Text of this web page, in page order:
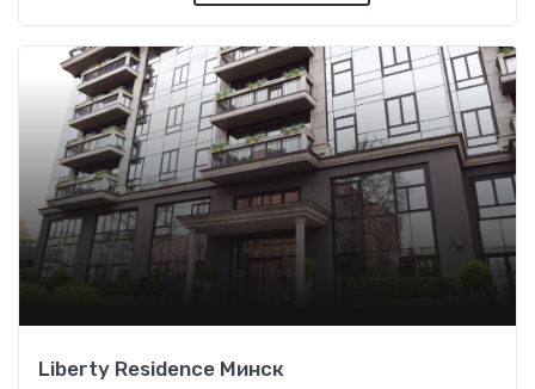
Liberty Residence Минск